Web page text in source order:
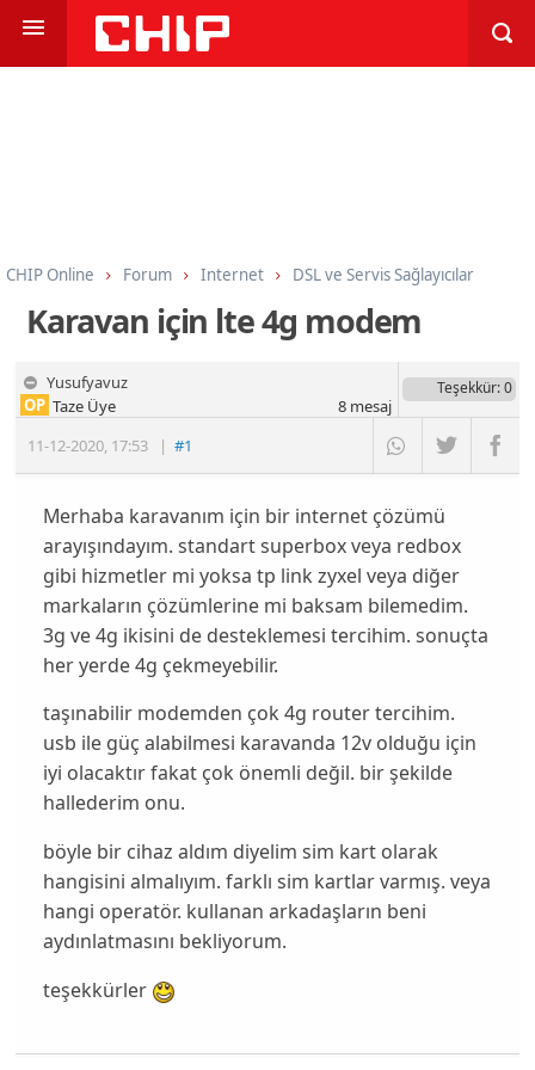
CHIP Online Forum Internet DSL ve Servis Sağlayıcılar
Karavan için lte 4g modem
Yusufyavuz
11-12-2020, 17:53 |#1
OP Taze Üye
Teşekkür: 0
8mesaj
Merhaba karavanım için bir internet çözümü
arayışındayım. standart superbox veya redbox
gibi hizmetler mi yoksa tp link zyxel veya diğer
markaların çözümlerine mi baksam bilemedim.
3g ve 4g ikisini de desteklemesi tercihim. sonuçta
her yerde 4g çekmeyebilir.
taşınabilir modemden çok 4g router tercihim.
usb ile güç alabilmesi karavanda 12v olduğu için
iyi olacaktır fakat çok önemli değil. bir şekilde
hallederim onu.
böyle bir cihaz aldım diyelim sim kart olarak
hangisini almalıyım. farklı sim kartlar varmış. veya
hangi operatör. kullanan arkadaşların beni
aydınlatmasını bekliyorum.
teşekkürler